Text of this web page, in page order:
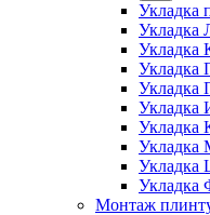
Укладка
Укладка
Укладка
Укладка
Укладка
Укладка
Укладка
Укладка
Укладка
Укладка
Монтаж